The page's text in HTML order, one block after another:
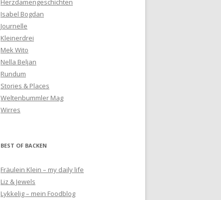
Isabel Bogdan
Journelle
Kleinerdrei
Mek Wito
Nella Beljan
Rundum
Stories & Places
Weltenbummler Mag
Wirres
BEST OF BACKEN
Fräulein Klein – my daily life
Liz & Jewels
Lykkelig – mein Foodblog